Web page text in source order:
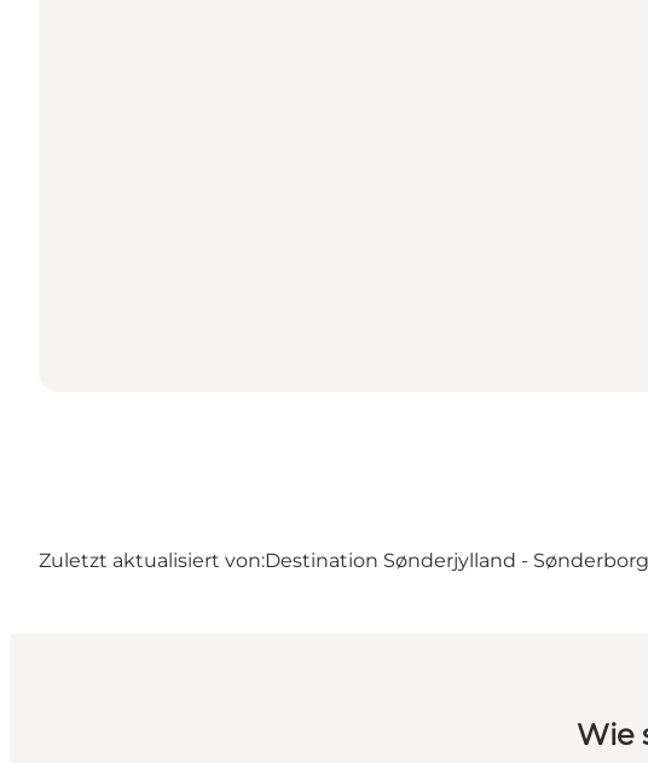
Zuletzt aktualisiert von:Destination Sønderjylland - Sønderborg
Wie